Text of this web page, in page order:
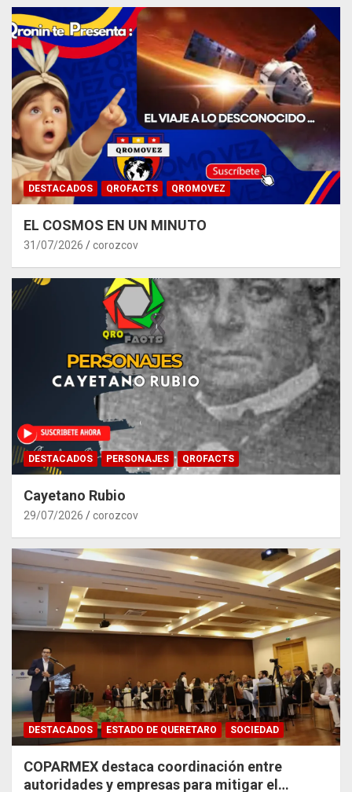
DESTACADOS QROFACTS QROMOVEZ
EL COSMOS EN UN MINUTO
31/07/2026 corozcov
DESTACADOS PERSONAJES QROFACTS
Cayetano Rubio
29/07/2026 corozcov
DESTACADOS ESTADO DE QUERETARO SOCIEDAD
COPARMEX destaca coordinación entre
autoridades y empresas para mitigar el